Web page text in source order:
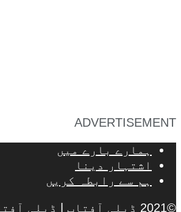
ADVERTISEMENT
ہمارے بارے میں
اشتہار دینا
ہم سے رابطہ کریں
©2021 ڈیلی آفتاب | ڈیلی